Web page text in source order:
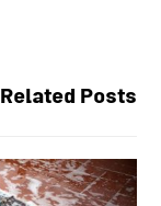
Related Posts